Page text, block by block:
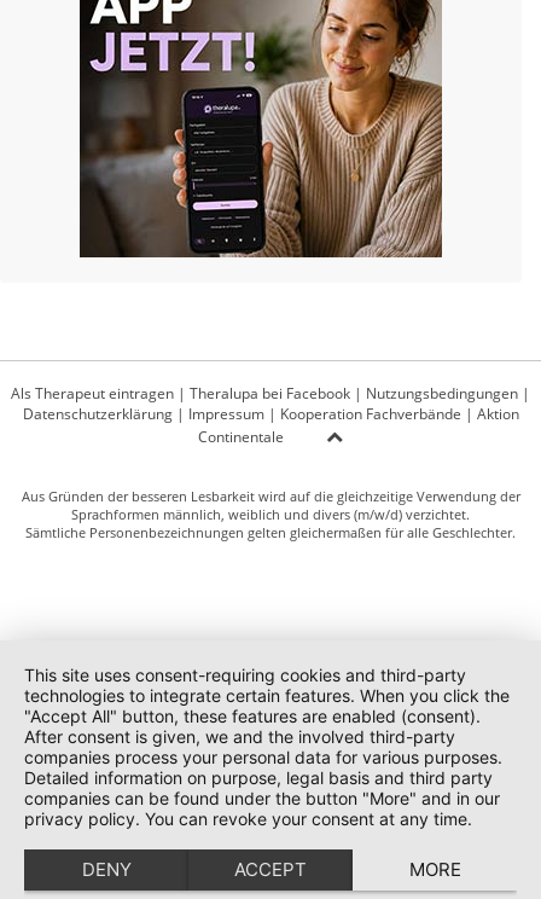
Als Therapeut eintragen | Theralupa bei Facebook | Nutzungsbedingungen |
Datenschutzerklärung| Impressum| Kooperation Fachverbände | Aktion
Continentale
Aus Gründen der besseren Lesbarkeit wird auf die gleichzeitige Verwendung der
Sprachformen männlich, weiblich und divers (m/w/d) verzichtet.
Sämtliche Personenbezeichnungen gelten gleichermaßen für alle Geschlechter.
This site uses consent-requiring cookies and third-party
technologies to integrate certain features. When you click the
"Accept All" button, these features are enabled (consent).
After consent is given, we and the involved third-party
companies process your personal data for various purposes.
Detailed information on purpose, legal basis and third party
companies can be found under the button "More" and in our
privacy policy. You can revoke your consent at any time.
DENY ACCEPT MORE